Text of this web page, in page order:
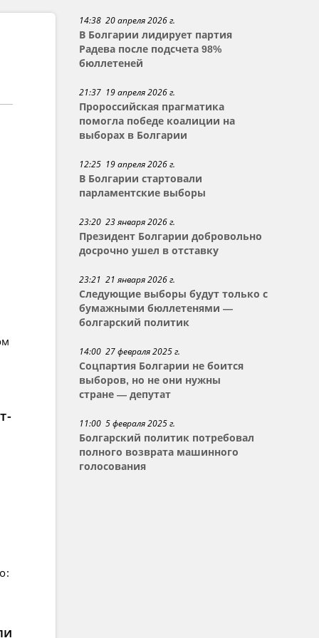
14:38 20 апреля 2026 г.
В Болгарии лидирует партия
Радева после подсчета 98%
бюллетеней
21:37 19 апреля 2026 г.
Пророссийская прагматика
помогла победе коалиции на
выборах в Болгарии
12:25 19 апреля 2026 г.
В Болгарии стартовали
парламентские выборы
23:20 23 января 2026 г.
Президент Болгарии добровольно
досрочно ушел в отставку
23:21 21 января 2026 г.
Следующие выборы будут только с
бумажными бюллетенями —
болгарский политик
14:00 27 февраля 2025 г.
Соцпартия Болгарии не боится
выборов, но не они нужны
стране — депутат
11:00 5 февраля 2025 г.
Болгарский политик потребовал
полного возврата машинного
голосования